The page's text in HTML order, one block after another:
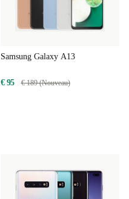
Samsung Galaxy A13
€ 95 € 189 (Nouveau)